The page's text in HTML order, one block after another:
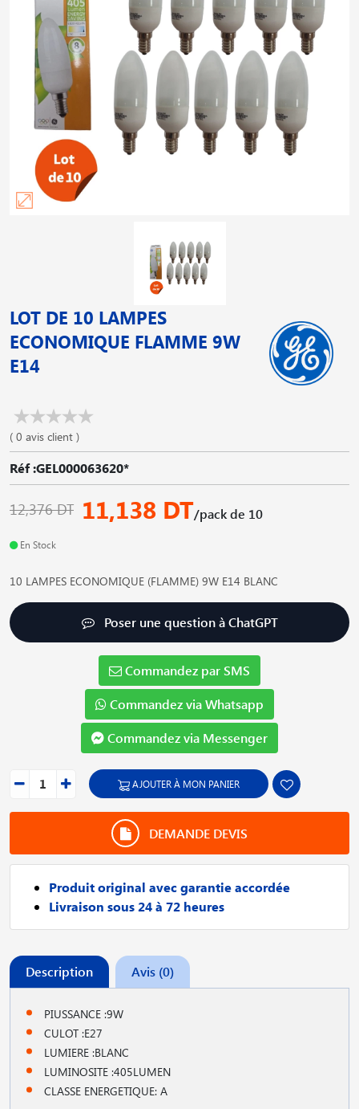
LOT DE 10 LAMPES
ECONOMIQUE FLAMME 9W
E14
( 0 avis client )
Réf :GEL000063620*
12,376 DT 11,138 DT/pack de 10
En Stock
10 LAMPES ECONOMIQUE (FLAMME) 9W E14 BLANC
Poser une question à ChatGPT
Commandez par SMS
Commandez via Whatsapp
Commandez via Messenger
AJOUTER À MON PANIER
DEMANDE DEVIS
Produit original avec garantie accordée
Livraison sous 24 à 72 heures
Description Avis (0)
PIUSSANCE :9W
CULOT :E27
LUMIERE :BLANC
LUMINOSITE :405LUMEN
CLASSE ENERGETIQUE: A